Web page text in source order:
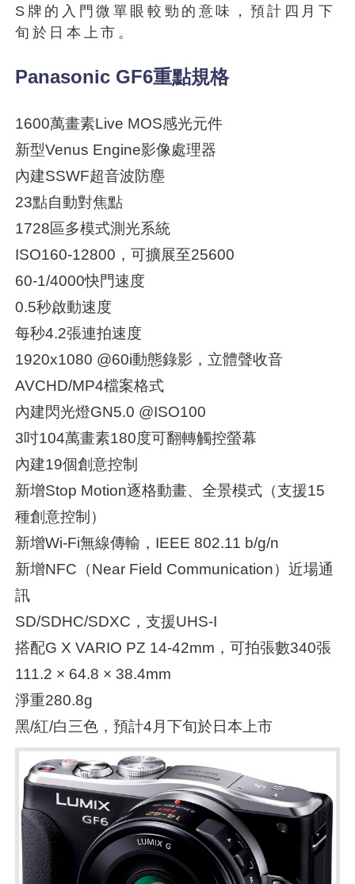
S牌的入門微單眼較勁的意味，預計四月下
旬於日本上市。
Panasonic GF6重點規格
1600萬畫素Live MOS感光元件
新型Venus Engine影像處理器
內建SSWF超音波防塵
23點自動對焦點
1728區多模式測光系統
ISO160-12800，可擴展至25600
60-1/4000快門速度
0.5秒啟動速度
每秒4.2張連拍速度
1920x1080 @60i動態錄影，立體聲收音
AVCHD/MP4檔案格式
內建閃光燈GN5.0 @ISO100
3吋104萬畫素180度可翻轉觸控螢幕
內建19個創意控制
新增Stop Motion逐格動畫、全景模式（支援15
種創意控制）
新增Wi-Fi無線傳輸，IEEE 802.11 b/g/n
新增NFC（Near Field Communication）近場通
訊
SD/SDHC/SDXC，支援UHS-I
搭配G X VARIO PZ 14-42mm，可拍張數340張
111.2 × 64.8 × 38.4mm
淨重280.8g
黑/紅/白三色，預計4月下旬於日本上市